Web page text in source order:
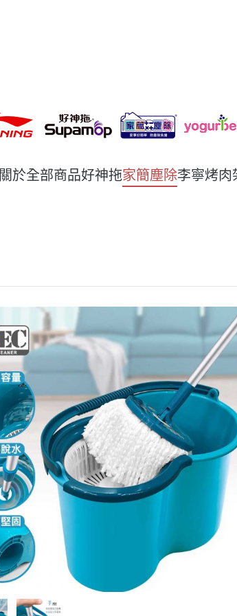
關於全部商品好神拖家簡塵除李寧烤肉